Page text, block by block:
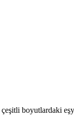
boyutlardaki